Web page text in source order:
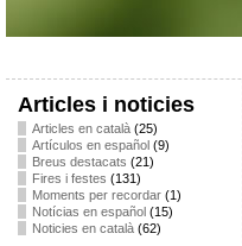
Articles i noticies
Articles en català(25)
Artículos en español(9)
Breus destacats (21)
Fires i festes (131)
Moments per recordar(1)
Notícias en español(15)
Noticies en català(62)